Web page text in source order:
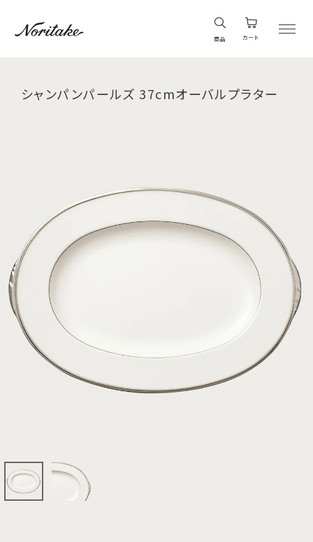
商品 カート
シャンパンパールズ 37cmオーバルプラター